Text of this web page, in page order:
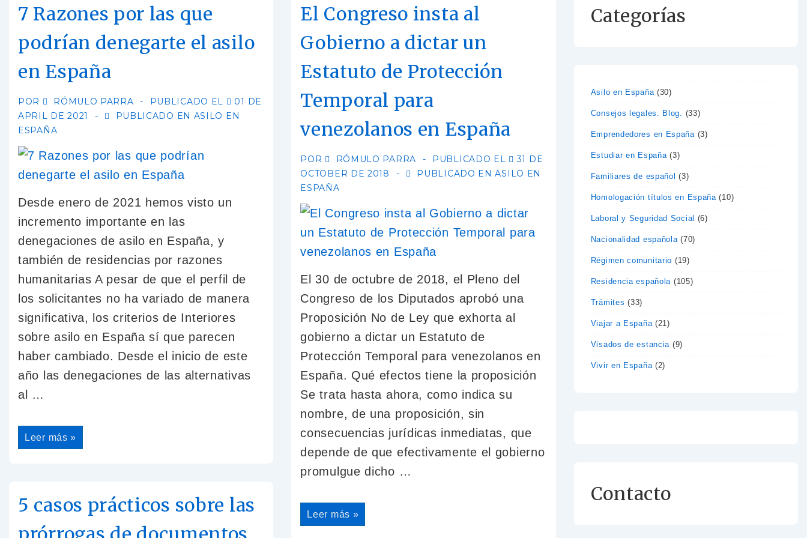
7 Razones por las que
podrían denegarte el asilo
en España
POR RÓMULO PARRA PUBLICADO EL
01 DE
APRIL DE 2021
PUBLICADO EN ASILO EN
ESPAÑA
Desde enero de 2021 hemos visto un
incremento importante en las
denegaciones de asilo en España, y
también de residencias por razones
humanitarias A pesar de que el perfil de
los solicitantes no ha variado de manera
significativa, los criterios de Interiores
sobre asilo en España sí que parecen
haber cambiado. Desde el inicio de este
año las denegaciones de las alternativas
al …
Leer más »
5 casos prácticos sobre las
El Congreso insta al
Gobierno a dictar un
Estatuto de Protección
Temporal para
venezolanos en España
POR RÓMULO PARRA PUBLICADO EL
31 DE
OCTOBER DE 2018
PUBLICADO ENASILO EN
ESPAÑA
El 30 de octubre de 2018, el Pleno del
Congreso de los Diputados aprobó una
Proposición No de Ley que exhorta al
gobierno a dictar un Estatuto de
Protección Temporal para venezolanos en
España. Qué efectos tiene la proposición
Se trata hasta ahora, como indica su
nombre, de una proposición, sin
consecuencias jurídicas inmediatas, que
depende de que efectivamente el gobierno
promulgue dicho …
Leer más »
Categorías
Asilo en España (30)
Consejos legales. Blog. (33)
Emprendedores en España (3)
Estudiar en España (3)
Familiares de español (3)
Homologación títulos en España (10)
Laboral y Seguridad Social (6)
Nacionalidad española (70)
Régimen comunitario (19)
Residencia española (105)
Trámites (33)
Viajar a España (21)
Visados de estancia (9)
Vivir en España (2)
Contacto